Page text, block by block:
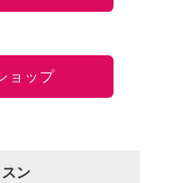
ョップ
ン